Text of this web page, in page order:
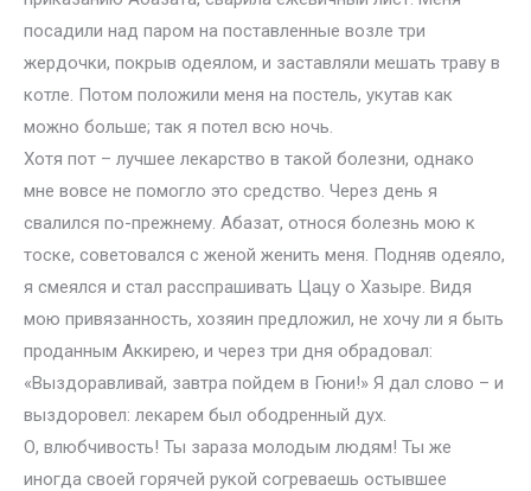
посадили над паром на поставленные возле три
жердочки, покрыв одеялом, и заставляли мешать траву в
котле. Потом положили меня на постель, укутав как
можно больше; так я потел всю ночь.
Хотя пот – лучшее лекарство в такой болезни, однако
мне вовсе не помогло это средство. Через день я
свалился по-прежнему. Абазат, относя болезнь мою к
тоске, советовался с женой женить меня. Подняв одеяло,
я смеялся и стал расспрашивать Цацу о Хазыре. Видя
мою привязанность, хозяин предложил, не хочу ли я быть
проданным Аккирею, и через три дня обрадовал:
«Выздоравливай, завтра пойдем в Гюни!» Я дал слово – и
выздоровел: лекарем был ободренный дух.
О, влюбчивость! Ты зараза молодым людям! Ты же
иногда своей горячей рукой согреваешь остывшее